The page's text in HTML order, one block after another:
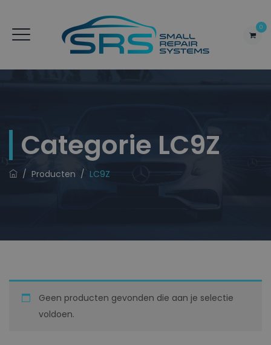
0
Categorie LC9Z
/ Producten / LC9Z
Geen producten gevonden die aan je selectie
voldoen.